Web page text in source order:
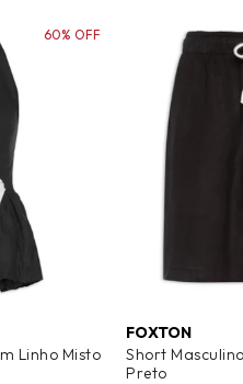
Linho Misto
60% OFF
FOXTON
Short
Preto